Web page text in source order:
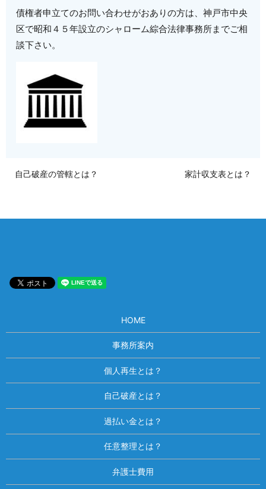
債権者申立てのお問い合わせがおありの方は、神戸市中央
区で昭和４５年設立のシャローム綜合法律事務所までご相
談下さい。
自己破産の管轄とは？ 家計収支表とは？
HOME
事務所案内
個人再生とは？
自己破産とは？
過払い金とは？
任意整理とは？
弁護士費用